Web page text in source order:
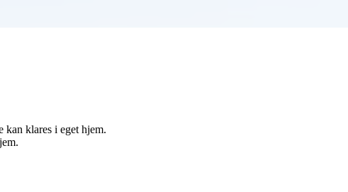
klares i eget hjem.